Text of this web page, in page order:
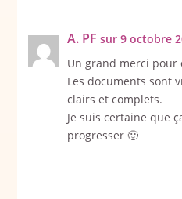
A. PF sur 9 octobre
Un grand merci pour
Les documents sont
clairs et complets.
Je suis certaine que
progresser 🙂